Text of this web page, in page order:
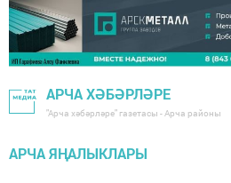
АРЧА ХӘБӘРЛӘРЕ
"Арча хәбәрләре" газетасы - Арча районы
АРЧА ЯҢАЛЫКЛАРЫ